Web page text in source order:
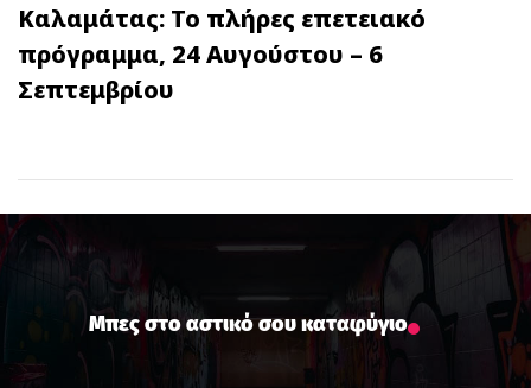
Καλαμάτας: Το πλήρες επετειακό
πρόγραμμα, 24 Αυγούστου – 6
Σεπτεμβρίου
Μπες στο αστικό σου καταφύγιο